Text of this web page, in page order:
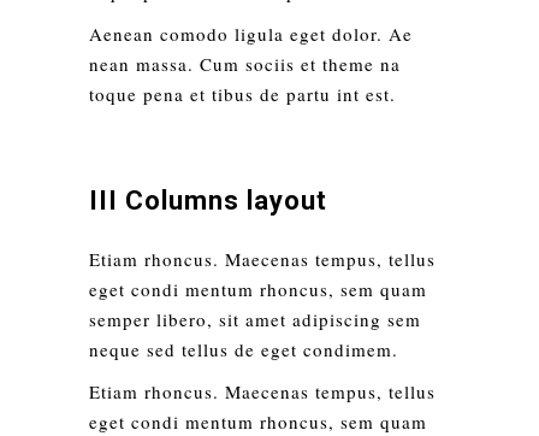
Aenean comodo ligula eget dolor. Ae
nean massa. Cum sociis et theme na
toque pena et tibus de partu int est.
III Columns layout
Etiam rhoncus. Maecenas tempus, tellus
eget condi mentum rhoncus, sem quam
semper libero, sit amet adipiscing sem
neque sed tellus de eget condimem.
Etiam rhoncus. Maecenas tempus, tellus
eget condi mentum rhoncus, sem quam